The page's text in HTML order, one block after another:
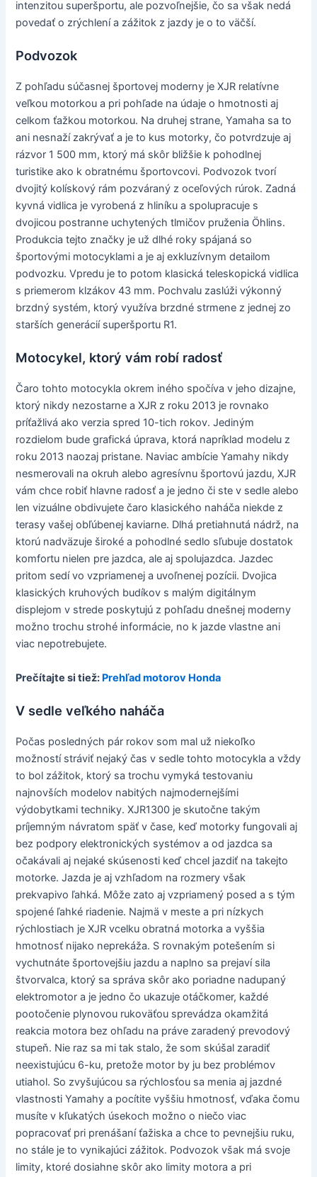
intenzitou superšportu, ale pozvoľnejšie, čo sa však nedá
povedať o zrýchlení a zážitok z jazdy je o to väčší.
Podvozok
Z pohľadu súčasnej športovej moderny je XJR relatívne
veľkou motorkou a pri pohľade na údaje o hmotnosti aj
celkom ťažkou motorkou. Na druhej strane, Yamaha sa to
ani nesnaží zakrývať a je to kus motorky, čo potvrdzuje aj
rázvor 1 500 mm, ktorý má skôr bližšie k pohodlnej
turistike ako k obratnému športovcovi. Podvozok tvorí
dvojitý kolískový rám pozváraný z oceľových rúrok. Zadná
kyvná vidlica je vyrobená z hliníku a spolupracuje s
dvojicou postranne uchytených tlmičov pruženia Öhlins.
Produkcia tejto značky je už dlhé roky spájaná so
športovými motocyklami a je aj exkluzívnym detailom
podvozku. Vpredu je to potom klasická teleskopická vidlica
s priemerom klzákov 43 mm. Pochvalu zaslúži výkonný
brzdný systém, ktorý využíva brzdné strmene z jednej zo
starších generácií superšportu R1.
Motocykel, ktorý vám robí radosť
Čaro tohto motocykla okrem iného spočíva v jeho dizajne,
ktorý nikdy nezostarne a XJR z roku 2013 je rovnako
príťažlivá ako verzia spred 10-tich rokov. Jediným
rozdielom bude grafická úprava, ktorá napríklad modelu z
roku 2013 naozaj pristane. Naviac ambície Yamahy nikdy
nesmerovali na okruh alebo agresívnu športovú jazdu, XJR
vám chce robiť hlavne radosť a je jedno či ste v sedle alebo
len vizuálne obdivujete čaro klasického naháča niekde z
terasy vašej obľúbenej kaviarne. Dlhá pretiahnutá nádrž, na
ktorú nadväzuje široké a pohodlné sedlo sľubuje dostatok
komfortu nielen pre jazdca, ale aj spolujazdca. Jazdec
pritom sedí vo vzpriamenej a uvoľnenej pozícii. Dvojica
klasických kruhových budíkov s malým digitálnym
displejom v strede poskytujú z pohľadu dnešnej moderny
možno trochu strohé informácie, no k jazde vlastne ani
viac nepotrebujete.
Prečítajte si tiež: Prehľad motorov Honda
V sedle veľkého naháča
Počas posledných pár rokov som mal už niekoľko
možností stráviť nejaký čas v sedle tohto motocykla a vždy
to bol zážitok, ktorý sa trochu vymyká testovaniu
najnovších modelov nabitých najmodernejšími
výdobytkami techniky. XJR1300 je skutočne takým
príjemným návratom späť v čase, keď motorky fungovali aj
bez podpory elektronických systémov a od jazdca sa
očakávali aj nejaké skúsenosti keď chcel jazdiť na takejto
motorke. Jazda je aj vzhľadom na rozmery však
prekvapivo ľahká. Môže zato aj vzpriamený posed a s tým
spojené ľahké riadenie. Najmä v meste a pri nízkych
rýchlostiach je XJR vcelku obratná motorka a vyššia
hmotnosť nijako neprekáža. S rovnakým potešením si
vychutnáte športovejšiu jazdu a naplno sa prejaví sila
štvorvalca, ktorý sa správa skôr ako poriadne nadupaný
elektromotor a je jedno čo ukazuje otáčkomer, každé
pootočenie plynovou rukoväťou sprevádza okamžitá
reakcia motora bez ohľadu na práve zaradený prevodový
stupeň. Nie raz sa mi tak stalo, že som skúšal zaradiť
neexistujúcu 6-ku, pretože motor by ju bez problémov
utiahol. So zvyšujúcou sa rýchlosťou sa menia aj jazdné
vlastnosti Yamahy a pocítite vyššiu hmotnosť, vďaka čomu
musíte v kľukatých úsekoch možno o niečo viac
popracovať pri prenášaní ťažiska a chce to pevnejšiu ruku,
no stále je to vynikajúci zážitok. Podvozok však má svoje
limity, ktoré dosiahne skôr ako limity motora a pri